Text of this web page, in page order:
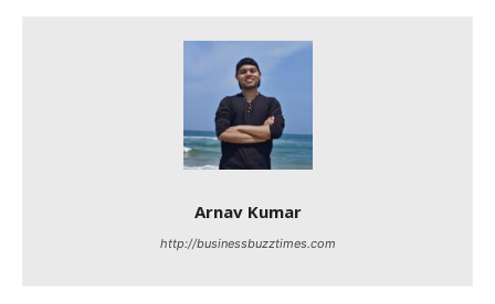
Arnav Kumar
http://businessbuzztimes.com